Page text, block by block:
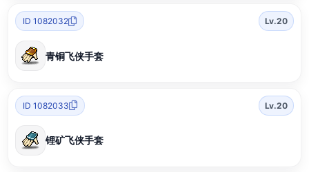
ID 1082032 Lv.20
青铜飞侠手套
ID 1082033 Lv.20
锂矿飞侠手套